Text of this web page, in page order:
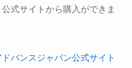
式サイトから購入ができま
バンスジャパン公式サイト